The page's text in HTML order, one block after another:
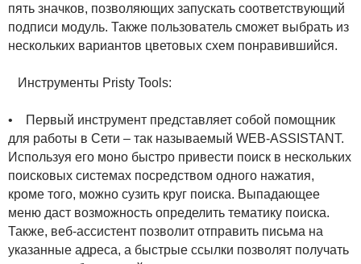
пять значков, позволяющих запускать соответствующий
подписи модуль. Также пользователь сможет выбрать из
нескольких вариантов цветовых схем понравившийся.
Инструменты Pristy Tools:
• Первый инструмент представляет собой помощник
для работы в Сети – так называемый WEB-ASSISTANT.
Используя его моно быстро привести поиск в нескольких
поисковых системах посредством одного нажатия,
кроме того, можно сузить круг поиска. Выпадающее
меню даст возможность определить тематику поиска.
Также, веб-ассистент позволит отправить письма на
указанные адреса, а быстрые ссылки позволят получать